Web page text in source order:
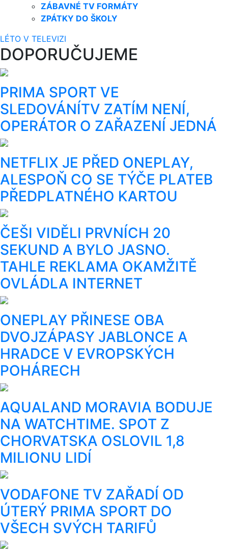
ZÁBAVNÉ TV FORMÁTY
ZPÁTKY DO ŠKOLY
LÉTO V TELEVIZI
DOPORUČUJEME
PRIMA SPORT VE
SLEDOVÁNÍTV ZATÍM NENÍ,
OPERÁTOR O ZAŘAZENÍ JEDNÁ
NETFLIX JE PŘED ONEPLAY,
ALESPOŇ CO SE TÝČE PLATEB
PŘEDPLATNÉHO KARTOU
ČEŠI VIDĚLI PRVNÍCH 20
SEKUND A BYLO JASNO.
TAHLE REKLAMA OKAMŽITĚ
OVLÁDLA INTERNET
ONEPLAY PŘINESE OBA
DVOJZÁPASY JABLONCE A
HRADCE V EVROPSKÝCH
POHÁRECH
AQUALAND MORAVIA BODUJE
NA WATCHTIME. SPOT Z
CHORVATSKA OSLOVIL 1,8
MILIONU LIDÍ
VODAFONE TV ZAŘADÍ OD
ÚTERÝ PRIMA SPORT DO
VŠECH SVÝCH TARIFŮ